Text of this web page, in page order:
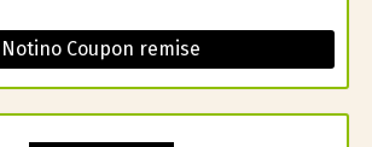
Notino Coupon remise